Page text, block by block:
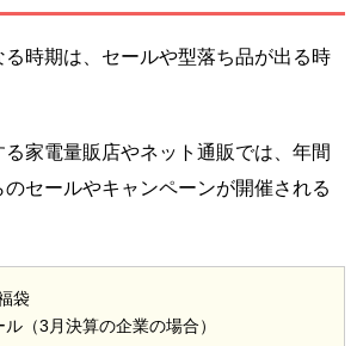
時期は、セールや型落ち品が出る時
家電量販店やネット通販では、年間
セールやキャンペーンが開催される
袋
（3月決算の企業の場合）